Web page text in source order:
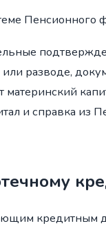
Пенсионного
разводе,
и справка из
кредитным